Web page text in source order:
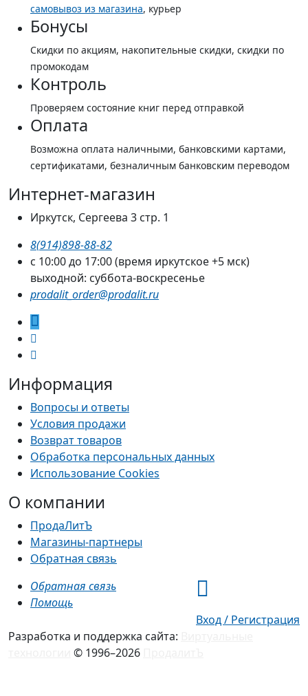
самовывоз из магазина, курьер
Бонусы
Скидки по акциям, накопительные скидки, скидки по
промокодам
Контроль
Проверяем состояние книг перед отправкой
Оплата
Возможна оплата наличными, банковскими картами,
сертификатами, безналичным банковским переводом
Интернет-магазин
Иркутск, Сергеева 3 стр. 1
8(914)898-88-82
с 10:00 до 17:00 (время иркутское +5 мск)
выходной: суббота-воскресенье
prodalit_order@prodalit.ru
Информация
Вопросы и ответы
Условия продажи
Возврат товаров
Обработка персональных данных
Использование Cookies
О компании
ПродаЛитЪ
Магазины-партнеры
Обратная связь
Обратная связь
Помощь
Вход / Регистрация
Разработка и поддержка сайта:
© 1996–2026